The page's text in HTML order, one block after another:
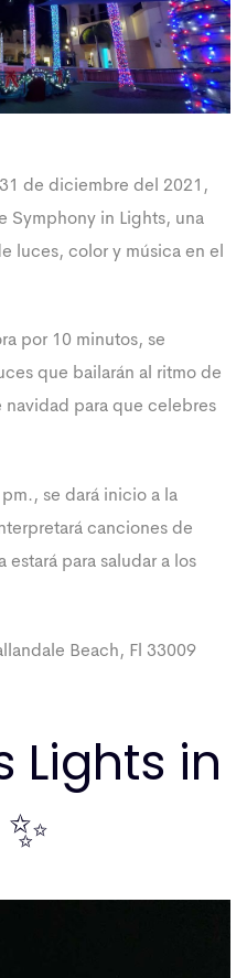
de diciembre del 2021,
Symphony in Lights, una
luces, color y música en el
por 10 minutos, se
que bailarán al ritmo de
navidad para que celebres
se dará inicio a la
canciones de
estará para saludar a los
Beach, Fl 33009
Lights in